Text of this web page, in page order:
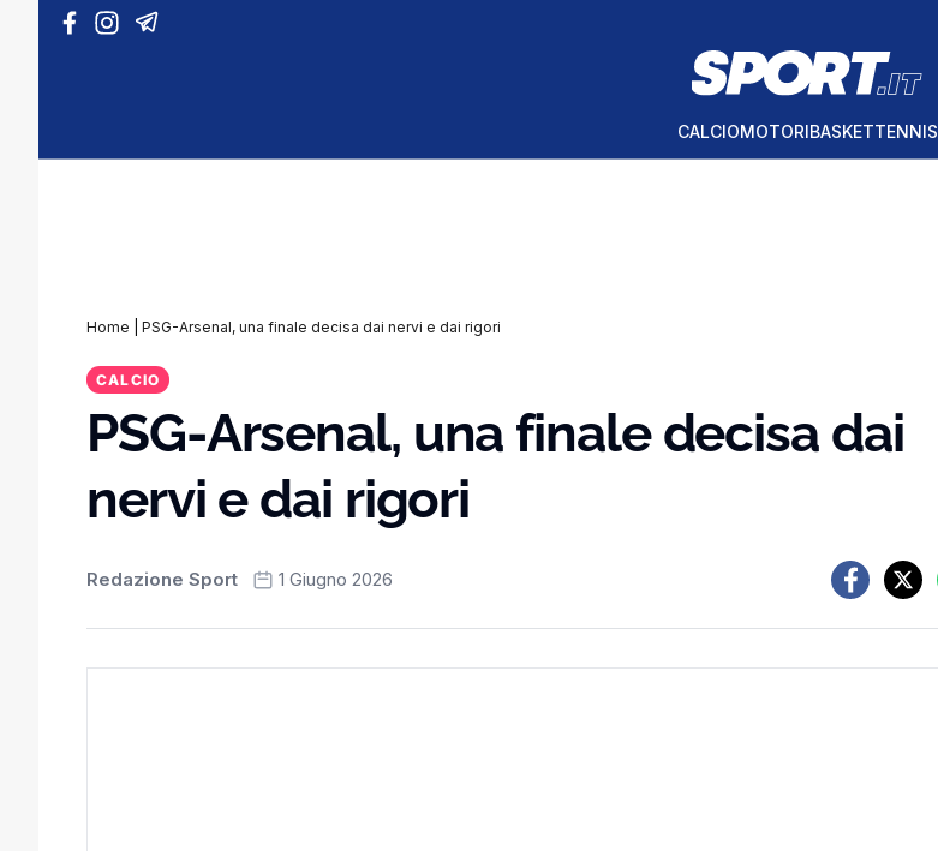
Vai al contenuto
CALCIOMOTORIBASKETTENNIS
Home PSG-Arsenal, una finale decisa dai nervi e dai rigori
CALCIO
PSG-Arsenal, una finale decisa dai
nervi e dai rigori
Redazione Sport 1 Giugno 2026